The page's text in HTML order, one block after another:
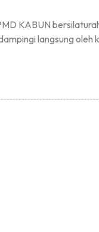
KABUN
langsung oleh